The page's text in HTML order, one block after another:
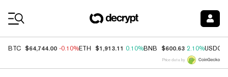
BTC $64,744.00 -0.10%ETH $1,913.11 0.10%BNB $600.63 2.10%USDC
Price data by